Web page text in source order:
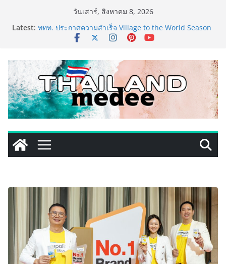
วันเสาร์, สิงหาคม 8, 2026
Latest: ททท. ประกาศความสำเร็จ Village to the World Season
5 ผนึก 9 พันธมิตร ขับเคลื่อน ESG Tourism สืบสานพระ
เหิงลี่ แมนูแฟคเจอริ่ง เทคโนโลยี (ไทยแลนด์) เปิดโรงงาน
แห่งใหม่ในชลบุรี เดินหน้าขยายฐานการผลิตสู่เอเชียตะวัน
ออกเฉียงใต้ เสริมแกร่งยุทธศาสตร์ระดับโลก
TECNO ประกาศทรานส์ฟอร์มจากเกมมิ่งโฟน สู่ไลฟ์สไตล์
แฟชั่นไอเท็ม เสิร์ฟใหญ่ปักหมุดแลนมาร์คใหม่กลางสถานี
MRT วาง POVA 8 Series จุดเริ่มต้นครั้งสำคัญ
PIPPER STANDARD® เปิดตัวแชมพูอาบน้ำ และ โฟมอาบ
แห้งสัตว์เลี้ยง ชูนวัตกรรมพลังธรรมชาติ “Zero-Residue”
เลียขนได้ ปลอดภัย ไร้สารตกค้าง
เริ่มแล้ว! อ.ต.ก.แฟร์ 4 ภาค @ภาคกลาง “มนต์เสน่ห์เกษตร
ไทย สู่ใจกลางมหานคร” ชวนชิม ช้อป สินค้าเกษตร